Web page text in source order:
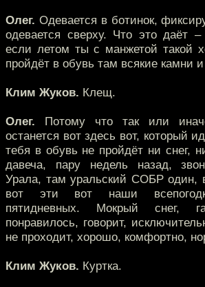
Олег. Одевается в ботинок,
одевается сверху. Что это даёт
если летом ты с манжетой такой
пройдёт в обувь там всякие камни
Клим Жуков. Клещ.
Олег. Потому что так или
останется вот здесь вот, который
тебя в обувь не пройдёт ни снег,
давеча, пару недель назад,
Урала, там уральский СОБР один,
вот эти вот наши
пятидневных. Мокрый снег,
понравилось, говорит,
не проходит, хорошо, комфортно,
Клим Жуков. Куртка.